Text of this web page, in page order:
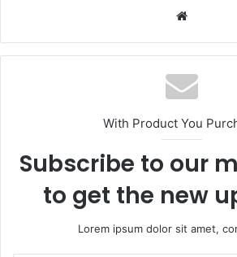
With Product You
Subscribe to our
to get the new
Lorem ipsum dolor sit amet,